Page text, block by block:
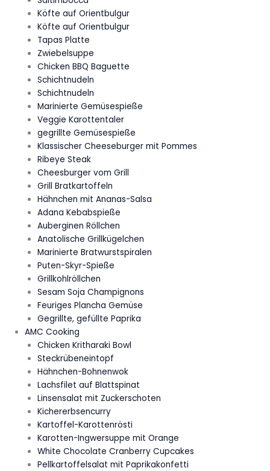
Köfte auf Orientbulgur
Köfte auf Orientbulgur
Tapas Platte
Zwiebelsuppe
Chicken BBQ Baguette
Schichtnudeln
Schichtnudeln
Marinierte Gemüsespieße
Veggie Karottentaler
gegrillte Gemüsespieße
Klassischer Cheeseburger mit Pommes
Ribeye Steak
Cheesburger vom Grill
Grill Bratkartoffeln
Hähnchen mit Ananas-Salsa
Adana Kebabspieße
Auberginen Röllchen
Anatolische Grillkügelchen
Marinierte Bratwurstspiralen
Puten-Skyr-Spieße
Grillkohlröllchen
Sesam Soja Champignons
Feuriges Plancha Gemüse
Gegrillte, gefüllte Paprika
AMC Cooking
Chicken Kritharaki Bowl
Steckrübeneintopf
Hähnchen-Bohnenwok
Lachsfilet auf Blattspinat
Linsensalat mit Zuckerschoten
Kichererbsencurry
Kartoffel-Karottenrösti
Karotten-Ingwersuppe mit Orange
White Chocolate Cranberry Cupcakes
Pellkartoffelsalat mit Paprikakonfetti